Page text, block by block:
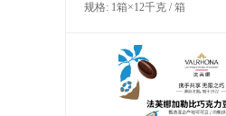
规格: 1箱×12千克 / 箱